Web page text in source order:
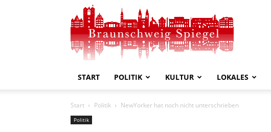
Spiegel
START POLITIK KULTUR LOKALES
Start Politik NewYorker hat noch nicht unterschrieben
Politik